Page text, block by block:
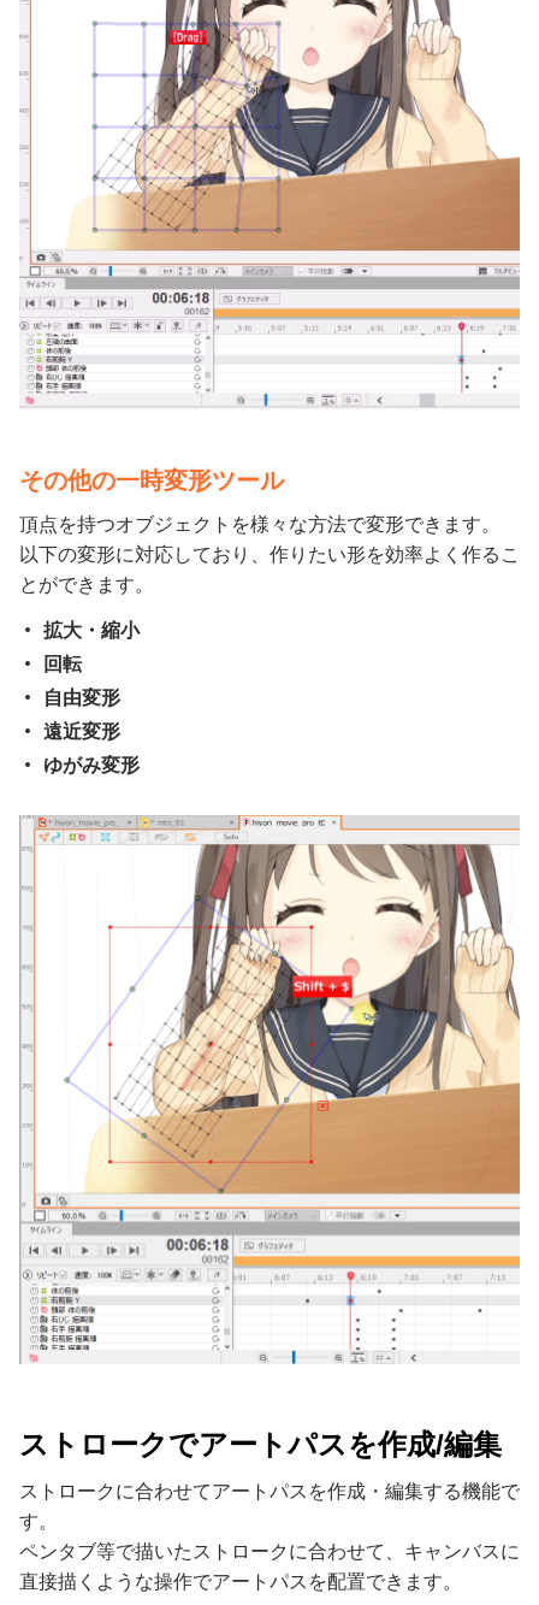
その他の一時変形ツール
頂点を持つオブジェクトを様々な方法で変形できます。
以下の変形に対応しており、作りたい形を効率よく作るこ
とができます。
拡大・縮小
回転
自由変形
遠近変形
ゆがみ変形
ストロークでアートパスを作成/編集
ストロークに合わせてアートパスを作成・編集する機能で
す。
ペンタブ等で描いたストロークに合わせて、キャンバスに
直接描くような操作でアートパスを配置できます。